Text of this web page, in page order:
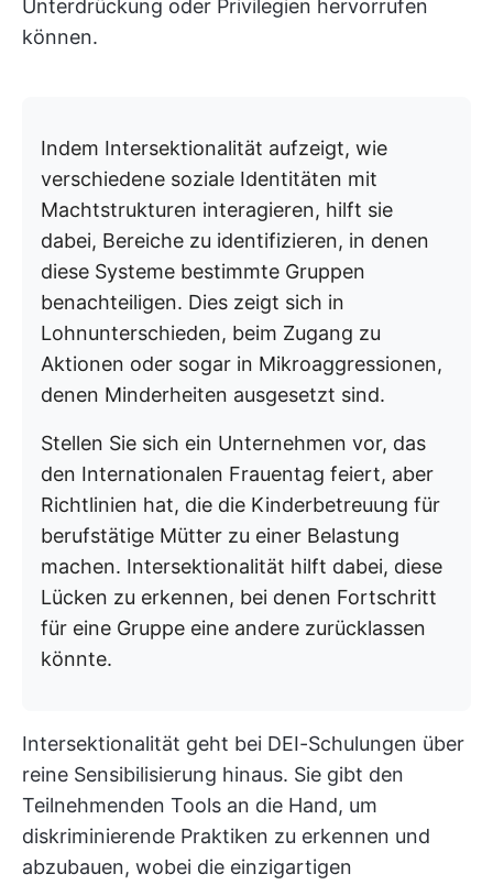
Unterdrückung oder Privilegien hervorrufen
können.
Indem Intersektionalität aufzeigt, wie
verschiedene soziale Identitäten mit
Machtstrukturen interagieren, hilft sie
dabei, Bereiche zu identifizieren, in denen
diese Systeme bestimmte Gruppen
benachteiligen. Dies zeigt sich in
Lohnunterschieden, beim Zugang zu
Aktionen oder sogar in Mikroaggressionen,
denen Minderheiten ausgesetzt sind.
Stellen Sie sich ein Unternehmen vor, das
den Internationalen Frauentag feiert, aber
Richtlinien hat, die die Kinderbetreuung für
berufstätige Mütter zu einer Belastung
machen. Intersektionalität hilft dabei, diese
Lücken zu erkennen, bei denen Fortschritt
für eine Gruppe eine andere zurücklassen
könnte.
Intersektionalität geht bei DEI-Schulungen über
reine Sensibilisierung hinaus. Sie gibt den
Teilnehmenden Tools an die Hand, um
diskriminierende Praktiken zu erkennen und
abzubauen, wobei die einzigartigen